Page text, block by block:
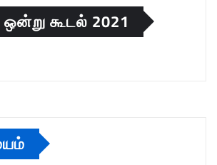
ஒன்று கூடல் 2021